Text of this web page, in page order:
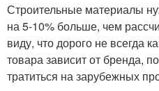
Строительные материалы
на 5-10% больше, чем
виду, что дорого не всегда
товара зависит от бренда,
тратиться на зарубежных